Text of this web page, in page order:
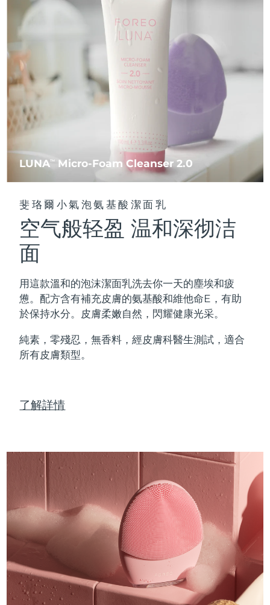
LUNATM Micro-Foam Cleanser 2.0
斐珞爾小氣泡氨基酸潔面乳
空气般轻盈 温和深彻洁
面
用這款溫和的泡沫潔面乳洗去你一天的塵埃和疲
憊。配方含有補充皮膚的氨基酸和維他命E，有助
於保持水分。皮膚柔嫩自然，閃耀健康光采。
純素，零殘忍，無香料，經皮膚科醫生測試，適合
所有皮膚類型。
了解詳情
LUNA™ 4 mini
For young skin, T-zone
LUNA™ 4 go
For travel or gym bag
LUNA™護膚
Premium cleansers & balm
LUNA™ 設備
All facial cleansing devices
面部提拉護理
Premium anti-aging skincare
BEAR™ 設備
All premium facelift devices
UFO™ 3 mini
Red light therapy device for young skin
UFO™ 3 go
Portable red light therapy
Rejuvenation & hydration
UFO™ 設備
All deep facial hydration devices
issa™ 4 smile
Hybrid silicone sonic toothbrush
issa™ 4 baby
For ages 0-3
issa™ Teeth Whitening Set
Dual LED + sonic device & 18% PAP gel
ISSA™ 設備
All silicone sonic toothbrushes
FAQ™ 101
Clinical anti-aging
FAQ™ 102
Advanced clinical anti-aging
FAQ™ 103
Luxurious clinical anti-aging set
FAQ™ P1 Primer
FAQ™產品
All anti-aging treatments
FAQ™ 201
LED mask
FAQ™ 202
LED mask
FAQ™ 211
Anti-aging neck & décolleté LED mask
FAQ™ 221
FAQ™產品
All LED treatments
生髮
FAQ™ 301
LED hair strengthening scalp massager
FAQ™ Scalp Serum
Scalp recovery probiotic serum
FAQ™護膚品
All FAQ™ skincare
All hair treatments
肌膚年輕化
NEW
FAQ™ 501
Full-Spectrum Red Light Therapy
FAQ™ 502
Full-Spectrum Red Light Therapy
FAQ™ Red Light Serum
All FAQ™ skincare
FAQ™ products
All toning treatments
NEW
脫毛
Professional IPL hair removal device
IPL hair removal
PEACH™ Cooling Prep Gel
Cooling IPL hair removal gel
Microcurrent body toning
Massaging body brush
痘肌護理
ESPADA™ 2 plus
Recurring acne LED therapy
ESPADA™ Blemish Solution
Concentrated acne gel
ESPADA™ 設備
All acne treatment devices
眼部護理
BEAR™ 2 eyes & lips
Microcurrent line smoothing device
眼部護膚
Advanced eye care treatment
眼部護理設備
All revitalizing eye massagers
KIWI™
Blackhead remover
KIWI™ 皮肤护理
Advanced pore care essentials
FLIP™ play advanced
LED light hairbrush
LUNA™ Dual-Peptide Scalp
For healthy hair
牙齒美白
issa™ Teeth Whitening Set
Dual LED + sonic device & 18% PAP gel
issa™ Teeth Whitening Gel
更多的
護膚品 男士
中國
哥倫比亞 預計送達日期
克羅埃西亞 預計送達日期8/9/26
賽普勒斯 8/10/26
捷克 預計送達日期
丹麥 預計送達日期8/9/26
芬蘭
法國
德國 預計送達日期8/9/26
希臘
匈牙利
印尼 預計送達日期 8/7/26
愛爾蘭 預計送達日期 8/9/26
曼島 預計送達日期8/11/26
預計送達日期
義大利 預計送達日期 8/9/26